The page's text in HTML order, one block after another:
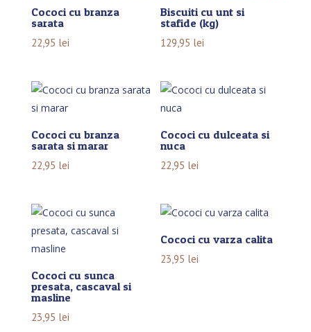
Cococi cu branza
sarata
22,95 lei
Biscuiti cu unt si
stafide (kg)
129,95 lei
Cococi cu branza
sarata si marar
22,95 lei
Cococi cu dulceata si
nuca
22,95 lei
Cococi cu sunca
presata, cascaval si
masline
23,95 lei
Cococi cu varza calita
23,95 lei